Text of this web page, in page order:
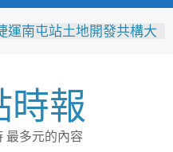
運南屯站土地開發共構大
父親節」暖心祝福
助的暖心守護 湖內警消
門化解獨居翁的危機
親節！《台中通
時報
最多元的內容